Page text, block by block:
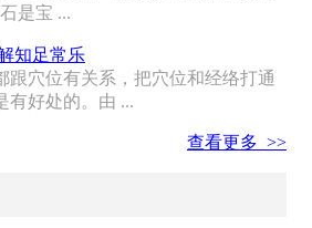
是宝 ...
知足常乐
跟穴位有关系，把穴位和经络打通
有好处的。由 ...
查看更多 >>